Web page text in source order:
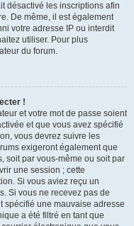
désactivé les inscriptions afin
De même, il est également
votre adresse IP ou interdit
utiliser. Pour plus
du forum.
!
et votre mot de passe soient
et que vous avez spécifié
vous devrez suivre les
exigeront également que
soit par vous-même ou soit par
une session ; cette
Si vous aviez reçu un
Si vous ne recevez pas de
spécifié une mauvaise adresse
a été filtré en tant que